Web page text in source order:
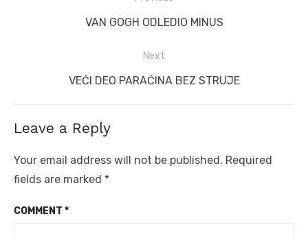
navigationPrevious
VAN GOGH ODLEDIO MINUS
Next
Next
VEĆI DEO PARAĆINA BEZ STRUJE
Leave a Reply
Your email address will not be published. Required
fields are marked *
COMMENT *